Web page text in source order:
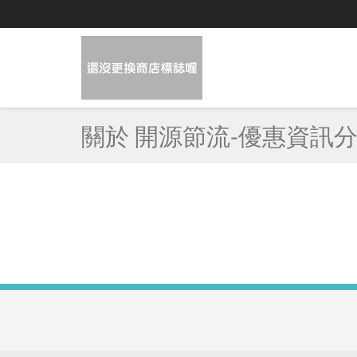
關於 開源節流-優惠資訊